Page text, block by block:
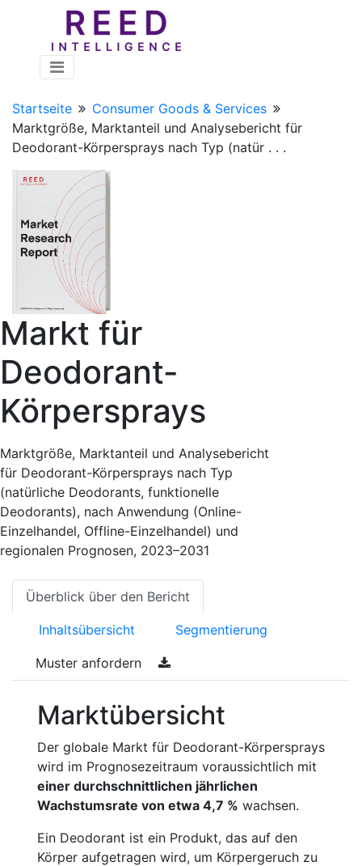
Startseite
Consumer Goods & Services
Marktgröße, Marktanteil und Analysebericht für
Deodorant-Körpersprays nach Typ (natür . . .
Markt für
Deodorant-
Körpersprays
Marktgröße, Marktanteil und Analysebericht
für Deodorant-Körpersprays nach Typ
(natürliche Deodorants, funktionelle
Deodorants), nach Anwendung (Online-
Einzelhandel, Offline-Einzelhandel) und
regionalen Prognosen, 2023–2031
Überblick über den Bericht
Inhaltsübersicht Segmentierung
Muster anfordern
Marktübersicht
Der globale Markt für Deodorant-Körpersprays
wird im Prognosezeitraum voraussichtlich mit
einer durchschnittlichen jährlichen
Wachstumsrate von etwa 4,7 % wachsen.
Ein Deodorant ist ein Produkt, das auf den
Körper aufgetragen wird, um Körpergeruch zu